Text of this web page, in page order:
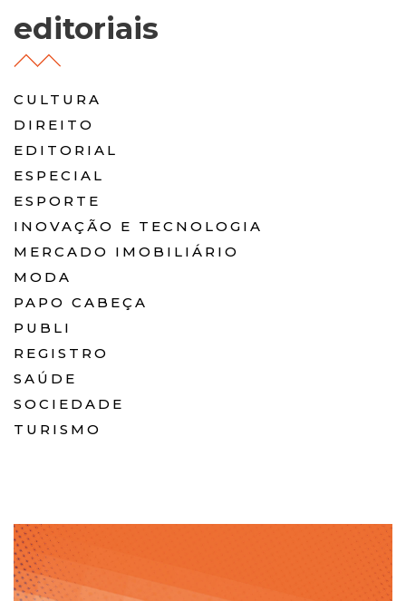
editoriais
CULTURA
DIREITO
EDITORIAL
ESPECIAL
ESPORTE
INOVAÇÃO E TECNOLOGIA
MERCADO IMOBILIÁRIO
MODA
PAPO CABEÇA
PUBLI
REGISTRO
SAÚDE
SOCIEDADE
TURISMO